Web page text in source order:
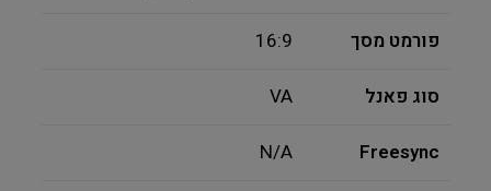
פורמט מסך 16:9
סוג פאנל VA
Freesync
N/A